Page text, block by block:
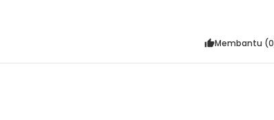
Membantu (0